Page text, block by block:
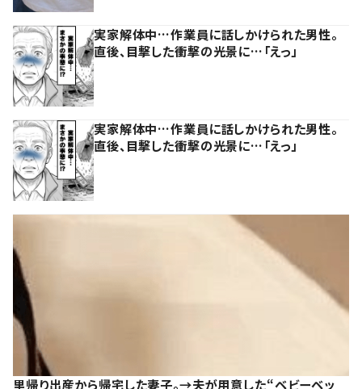
実家解体中…作業員に話しかけられた男性。
直後、目撃した衝撃の光景に…「えっ」
実家解体中…作業員に話しかけられた男性。
直後、目撃した衝撃の光景に…「えっ」
里帰り出産から帰宅した妻子。→夫が用意した“ベビーベッ